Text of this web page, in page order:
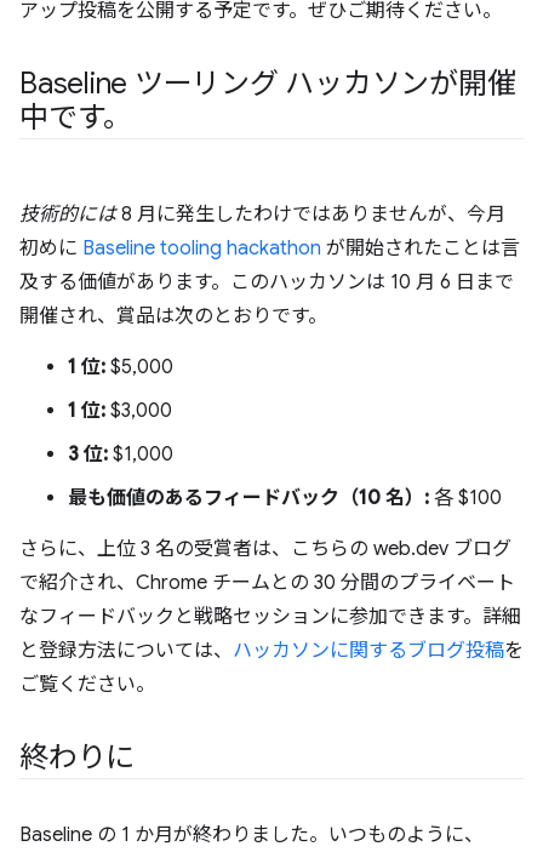
アップ投稿を公開する予定です。ぜひご期待ください。
Baseline ツーリング ハッカソンが開催
中です。
技術的には8 月に発生したわけではありませんが、今月
初めに Baseline tooling hackathon が開始されたことは言
及する価値があります。このハッカソンは 10 月 6 日まで
開催され、賞品は次のとおりです。
1 位: $5,000
1 位: $3,000
3 位: $1,000
最も価値のあるフィードバック（10 名）: 各 $100
さらに、上位 3 名の受賞者は、こちらの web.dev ブログ
で紹介され、Chrome チームとの 30 分間のプライベート
なフィードバックと戦略セッションに参加できます。詳細
と登録方法については、 ハッカソンに関するブログ投稿を
ご覧ください。
終わりに
Baseline の 1 か月が終わりました。いつものように、